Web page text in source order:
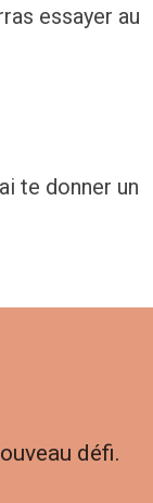
essayer au
te donner un
défi.